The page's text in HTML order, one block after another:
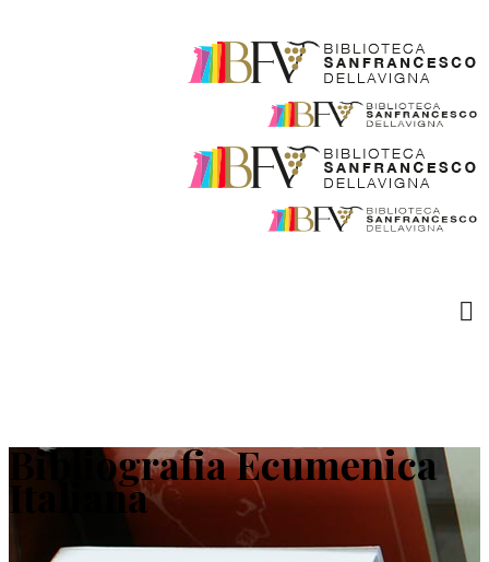
Bibliografia Ecumenica
Italiana